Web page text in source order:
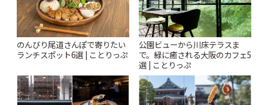
のんびり尾道さんぽで寄りたい
ランチスポット6選 | ことりっぷ
公園ビューから川床テラスま
で。緑に癒される大阪のカフェ5
選 | ことりっぷ